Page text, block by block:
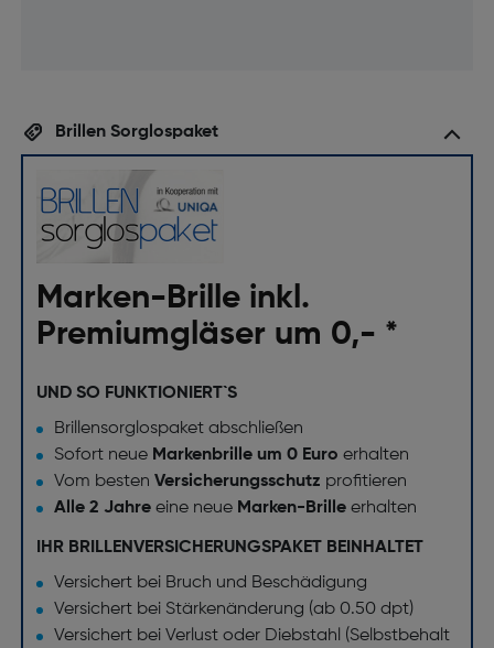
Brillen Sorglospaket
Marken-Brille inkl.
Premiumgläser um 0,- *
UND SO FUNKTIONIERT`S
Brillensorglospaket abschließen
Sofort neue Markenbrille um 0 Euro erhalten
Vom besten Versicherungsschutz profitieren
Alle 2 Jahreeine neue Marken-Brille erhalten
IHR BRILLENVERSICHERUNGSPAKET BEINHALTET
Versichert bei Bruch und Beschädigung
Versichert bei Stärkenänderung (ab 0.50 dpt)
Versichert bei Verlust oder Diebstahl (Selbstbehalt